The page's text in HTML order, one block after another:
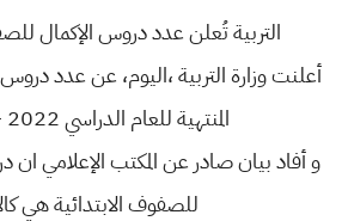
التربية تُعلن عدد دروس الإكمال
أعلنت وزارة التربية ،اليوم، عن عدد
المنتهية للعام الدراسي 2022 – 2023
و أفاد بيان صادر عن المكتب الإعلامي ان
للصفوف الابتدائية هي